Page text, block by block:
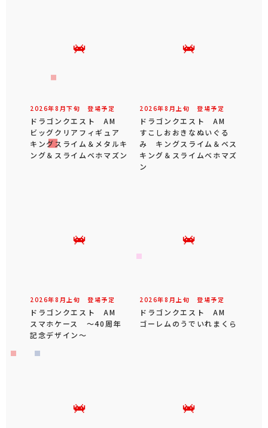
2026年8 月下旬 登場予定
ドラゴンクエスト AM
ビッグクリアフィギュア
キングスライム＆メタルキ
ング＆スライムベホマズン
2026年8 月 上旬 登場予定
ドラゴンクエスト AM
すこしおおきなぬいぐる
み キングスライム＆ベス
キング＆スライムベホマズ
ン
2026年8 月 上旬 登場予定
ドラゴンクエスト AM
スマホケース ～40周年
記念デザイン～
2026年8 月 上旬 登場予定
ドラゴンクエスト AM
ゴーレムのうでいれまくら